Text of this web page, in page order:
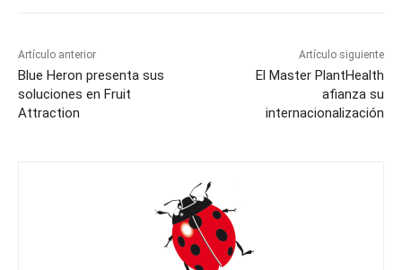
Artículo anterior
Blue Heron presenta sus
soluciones en Fruit
Attraction
Artículo siguiente
El Master PlantHealth
afianza su
internacionalización